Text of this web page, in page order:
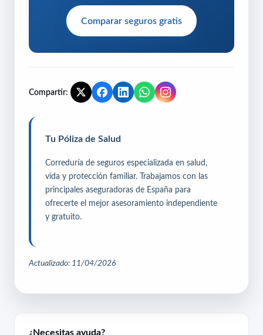
Comparar seguros gratis
Compartir:
Tu Póliza de Salud
Correduría de seguros especializada en salud,
vida y protección familiar. Trabajamos con las
principales aseguradoras de España para
ofrecerte el mejor asesoramiento independiente
y gratuito.
Actualizado: 11/04/2026
¿Necesitas ayuda?